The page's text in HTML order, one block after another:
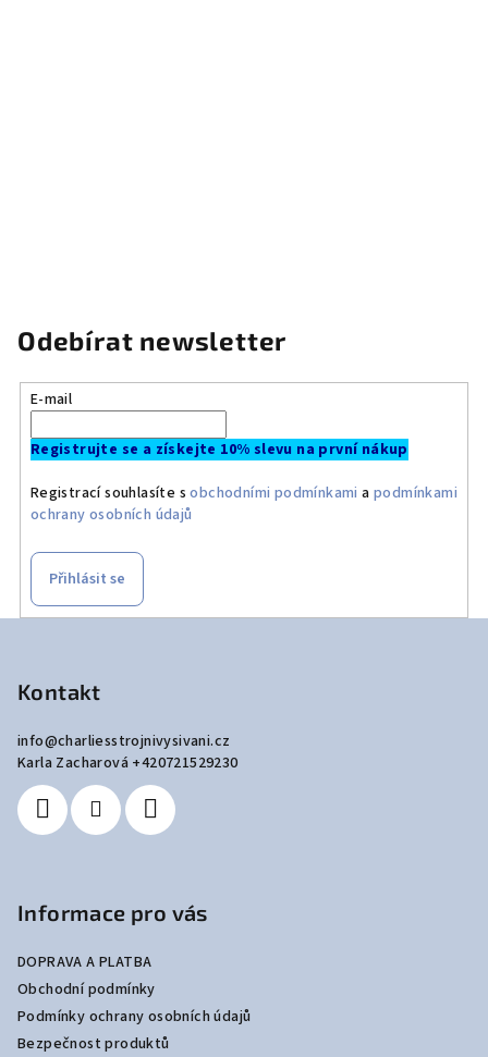
Odebírat newsletter
E-mail
Registrujte se a získejte 10% slevu na první nákup
Registrací souhlasíte sobchodními podmínkami a podmínkami
ochrany osobních údajů
Přihlásit se
Kontakt
info@charliesstrojnivysivani.cz
Karla Zacharová +420721529230
Informace pro vás
DOPRAVA A PLATBA
Obchodní podmínky
Podmínky ochrany osobních údajů
Bezpečnost produktů